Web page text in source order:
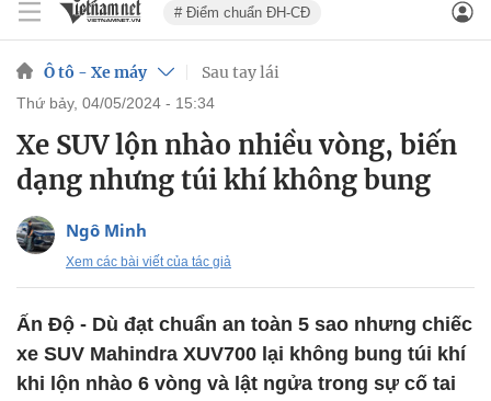
# Điểm chuẩn ĐH-CĐ
Ô tô - Xe máy Sau tay lái
thứ bảy, 04/05/2024 - 15:34
Xe SUV lộn nhào nhiều vòng, biến
dạng nhưng túi khí không bung
Ngô Minh
Xem các bài viết của tác giả
Ấn Độ - Dù đạt chuẩn an toàn 5 sao nhưng chiếc
xe SUV Mahindra XUV700 lại không bung túi khí
khi lộn nhào 6 vòng và lật ngửa trong sự cố tai